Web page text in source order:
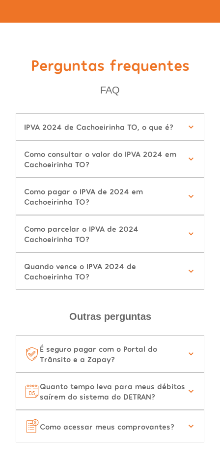
Perguntas frequentes
FAQ
IPVA 2024 de Cachoeirinha TO, o que é?
Como consultar o valor do IPVA 2024 em
Cachoeirinha TO?
Como pagar o IPVA de 2024 em
Cachoeirinha TO?
Como parcelar o IPVA de 2024
Cachoeirinha TO?
Quando vence o IPVA 2024 de
Cachoeirinha TO?
Outras perguntas
É seguro pagar com o Portal do
Trânsito e a Zapay?
Quanto tempo leva para meus débitos
saírem do sistema do DETRAN?
Como acessar meus comprovantes?